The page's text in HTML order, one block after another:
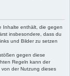
Inhalte enthält, die gegen
insbesondere, dass du
und Bilder zu setzen
gegen diese
Regeln kann der
der Nutzung dieses